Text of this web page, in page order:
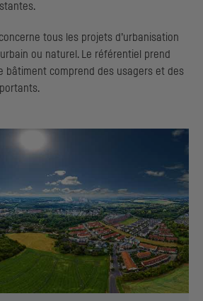
tous les projets d’urbanisation
ou naturel. Le référentiel prend
bâtiment comprend des usagers et des